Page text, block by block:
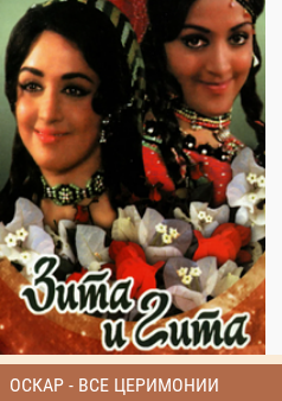
ОСКАР - ВСЕ ЦЕРИМОНИИ